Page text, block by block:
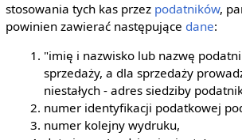
stosowania tych kas przez podatników,
powinien zawierać następujące dane:
"imię i nazwisko lub nazwę
sprzedaży, a dla sprzedaży
niestałych - adres siedziby
numer identyfikacji podatkowej
numer kolejny wydruku,